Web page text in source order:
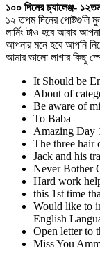
১০০ দিনের চ্যালেঞ্জ-
১২ তপম দিনের পোষ্টগুলি
লার্নিং টাও হবে আবার
আপনার মনে হবে আপনি
আমার ভালো লাগার কিছু
It Should be
About of
Be aware of
To Baba
Amazing Day
The three hair
Jack and his
Never Bother
Hard work
this 1st time
Would like to
English
Open letter to
Miss You